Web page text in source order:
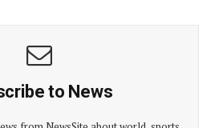
to News